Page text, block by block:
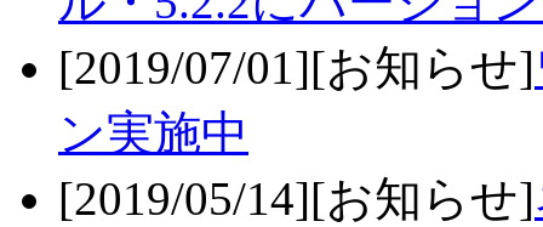
[2019/07/01][お知らせ]
ン実施中
[2019/05/14][お知らせ]